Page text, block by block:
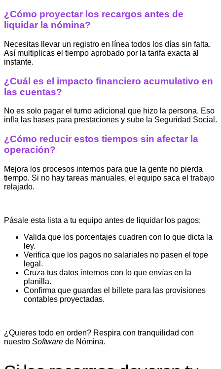
¿Cómo proyectar los recargos antes de
liquidar la nómina?
Necesitas llevar un registro en línea todos los días sin falta.
Así multiplicas el tiempo aprobado por la tarifa exacta al
instante.
¿Cuál es el impacto financiero acumulativo en
las cuentas?
No es solo pagar el turno adicional que hizo la persona. Eso
infla las bases para prestaciones y sube la Seguridad Social.
¿Cómo reducir estos tiempos sin afectar la
operación?
Mejora los procesos internos para que la gente no pierda
tiempo. Si no hay tareas manuales, el equipo saca el trabajo
relajado.
Pásale esta lista a tu equipo antes de liquidar los pagos:
Valida que los porcentajes cuadren con lo que dicta la
ley.
Verifica que los pagos no salariales no pasen el tope
legal.
Cruza tus datos internos con lo que envías en la
planilla.
Confirma que guardas el billete para las provisiones
contables proyectadas.
¿Quieres todo en orden? Respira con tranquilidad con
nuestro Software de Nómina.